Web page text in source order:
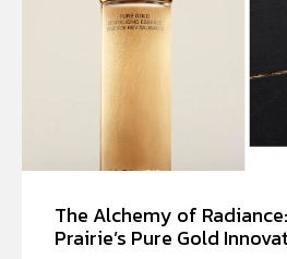
The Alchemy of
Prairie’s Pure Gold